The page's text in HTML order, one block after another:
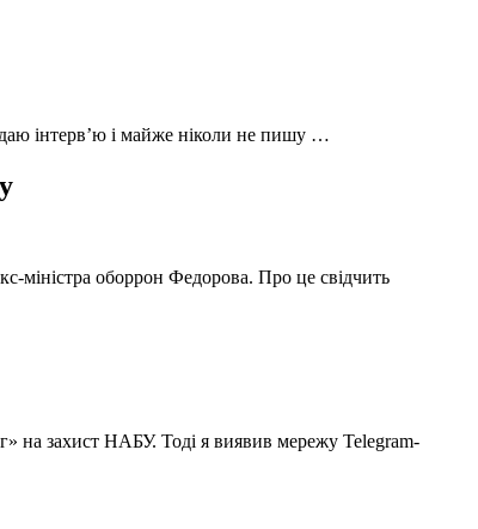
інтерв’ю і майже ніколи не пишу …
міністра оборрон Федорова. Про це свідчить
на захист НАБУ. Тоді я виявив мережу Telegram-